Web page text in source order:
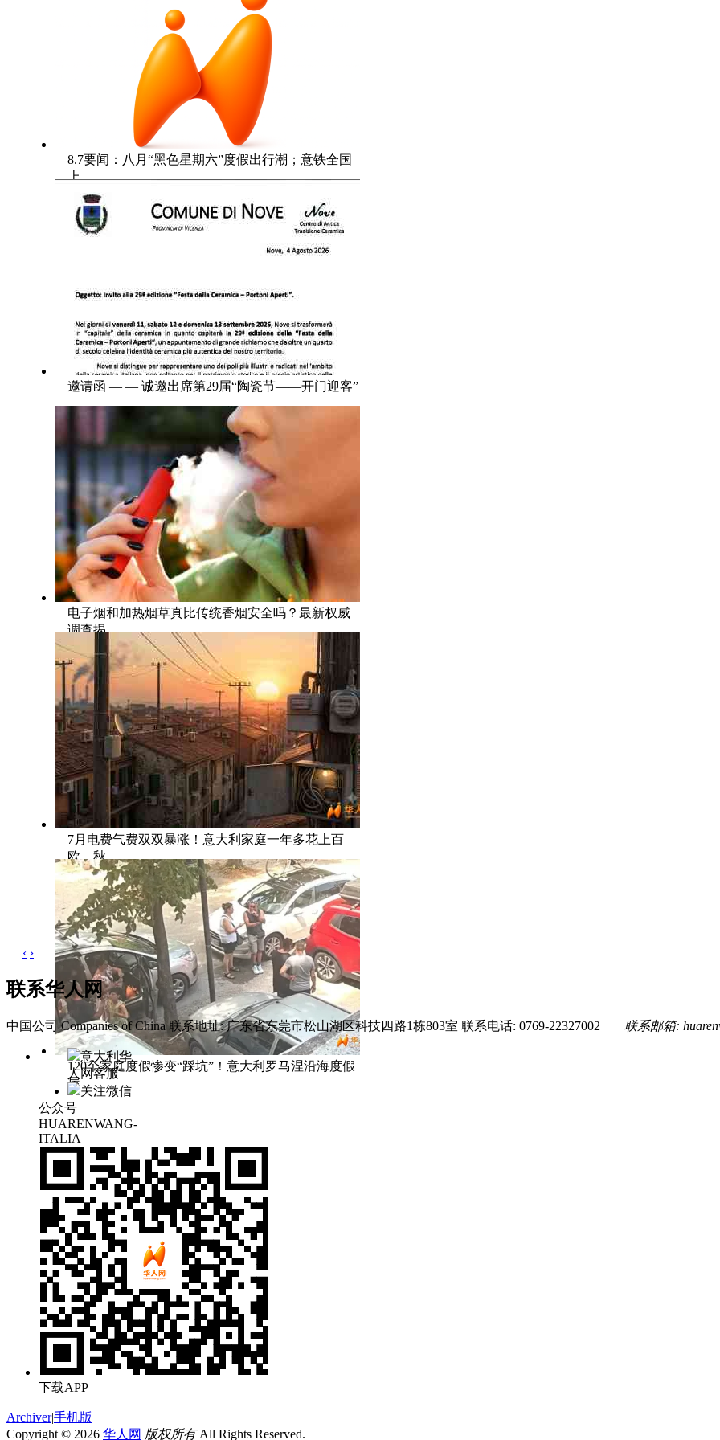
8.7要闻：八月“黑色星期六”度假出行潮；意铁全国
上
邀请函 — — 诚邀出席第29届“陶瓷节——开门迎客”
电子烟和加热烟草真比传统香烟安全吗？最新权威
调查揭
7月电费气费双双暴涨！意大利家庭一年多花上百
欧，秋
120个家庭度假惨变“踩坑”！意大利罗马涅沿海度假
屋
‹ ›
联系华人网
中国公司 Companies of China 联系地址: 广东省东莞市松山湖区科技四路1栋803室 联系电话: 0769-22327002 联系邮箱:
意大利华
人网客服
关注微信
公众号
HUARENWANG-
ITALIA
下载APP
Archiver|手机版
Copyright © 2026 华人网 版权所有All Rights Reserved.